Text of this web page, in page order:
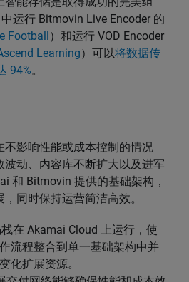
运行 Bitmovin Live Encoder 的
Football）和运行 VOD Encoder
Learning）可以将数据传
94%。
不影响性能或成本控制的情况
动、内容库不断扩大以及进军
和 Bitmovin 提供的基础架构，
同时保持运营简洁高效。
在 Akamai Cloud 上运行，使
流程整合到单一基础架构中并
化扩展资源。